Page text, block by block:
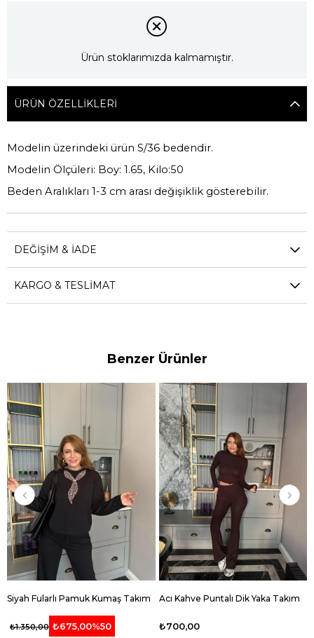
Ürün stoklarımızda kalmamıştır.
ÜRÜN ÖZELLIKLERI
Modelin üzerindeki ürün S/36 bedendir.
Modelin Ölçüleri: Boy: 1.65, Kilo:50
Beden Aralıkları 1-3 cm arası değişiklik gösterebilir.
DEĞIŞIM & İADE
KARGO & TESLIMAT
Benzer Ürünler
Siyah Fularlı Pamuk Kumaş Takım
₺675,00%50
₺1.350,00
Acı Kahve Puntalı Dik Yaka Takım
₺700,00